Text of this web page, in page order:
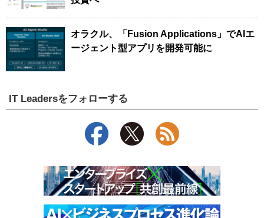
オラクル、「Fusion Applications」でAIエ
ージェント型アプリを開発可能に
IT Leadersをフォローする